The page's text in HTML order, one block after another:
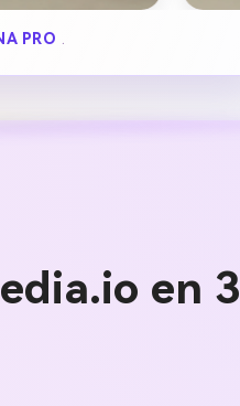
PRO
en 3